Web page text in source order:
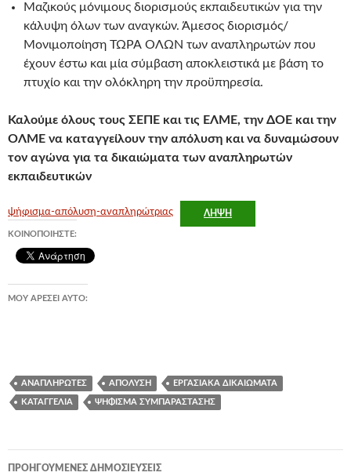
Μαζικούς μόνιμους διορισμούς εκπαιδευτικών για την
κάλυψη όλων των αναγκών. Άμεσος διορισμός/
Μονιμοποίηση ΤΩΡΑ ΟΛΩΝ των αναπληρωτών που
έχουν έστω και μία σύμβαση αποκλειστικά με βάση το
πτυχίο και την ολόκληρη την προϋπηρεσία.
Καλούμε όλους τους ΣΕΠΕ και τις ΕΛΜΕ, την ΔΟΕ και την
ΟΛΜΕ να καταγγείλουν την απόλυση και να δυναμώσουν
τον αγώνα για τα δικαιώματα των αναπληρωτών
εκπαιδευτικών
ψήφισμα-απόλυση-αναπληρώτριας ΛΉΨΗ
ΚΟΙΝΟΠΟΙΉΣΤΕ:
ΜΟΥ ΑΡΈΣΕΙ ΑΥΤΌ:
ΑΝΑΠΛΗΡΩΤΈΣ ΑΠΌΛΥΣΗ ΕΡΓΑΣΙΑΚΆ ΔΙΚΑΙΏΜΑΤΑ
ΚΑΤΑΓΓΕΛΊΑ ΨΉΦΙΣΜΑ ΣΥΜΠΑΡΆΣΤΑΣΗΣ
Πλοήγηση
ΠΡΟΗΓΟΎΜΕΝΕΣ ΔΗΜΟΣΙΕΎΣΕΙΣ